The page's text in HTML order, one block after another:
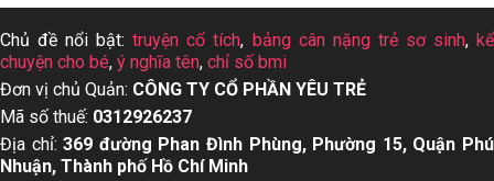
Chủ đề nổi bật:truyện cổ tích, bảng cân nặng trẻ sơ sinh, kể
chuyện cho bé, ý nghĩa tên, chỉ số bmi
Đơn vị chủ Quản: CÔNG TY CỔ PHẦN YÊU TRẺ
Mã số thuế: 0312926237
Địa chỉ:369 đường Phan Đình Phùng, Phường 15, Quận Phú
Nhuận, Thành phố Hồ Chí Minh